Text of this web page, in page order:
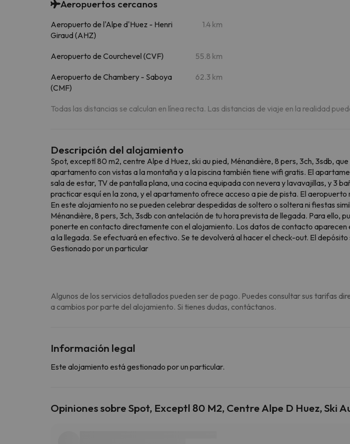
Aeropuertos cercanos
Aeropuerto de l'Alpe d'Huez - Henri
Giraud (AHZ)
1.4 km
Aeropuerto de Courchevel (CVF) 55.8 km
Aeropuerto de Chambery - Saboya
(CMF)
62.3 km
Todas las distancias se calculan en línea recta. Las distancias de viaje en la realidad
Descripción del alojamiento
Spot, exceptl 80 m2, centre Alpe d Huez, ski au pied, Ménandière, 8 pers, 3ch, 3sdb,
apartamento con vistas a la montaña y a la piscina también tiene wifi gratis. El
sala de estar, TV de pantalla plana, una cocina equipada con nevera y lavavajillas, y 3
practicar esquí en la zona, y el apartamento ofrece acceso a pie de pista. El
En este alojamiento no se pueden celebrar despedidas de soltero o soltera ni fiestas
Ménandière, 8 pers, 3ch, 3sdb con antelación de tu hora prevista de llegada. Para ello,
ponerte en contacto directamente con el alojamiento. Los datos de contacto
a la llegada. Se efectuará en efectivo. Se te devolverá al hacer el check-out. El
Gestionado por un particular
Algunos de los servicios detallados pueden ser de pago. Puedes consultar sus tarifas
a cambios por parte del alojamiento. Si tienes dudas, contáctanos.
Información legal
Este alojamiento está gestionado por un particular.
Opiniones sobre Spot, Exceptl 80 M2, Centre Alpe D Huez, Ski